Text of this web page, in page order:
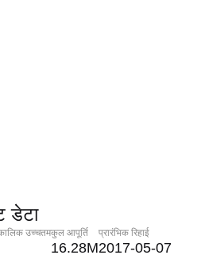
डेटा
उच्चतमकुल आपूर्ति
16.28M
प्रारंभिक रिहाई
2017-05-07